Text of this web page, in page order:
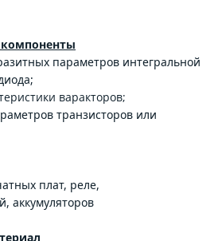
параметров интегральной
варакторов;
транзисторов или
плат, реле,
аккумуляторов